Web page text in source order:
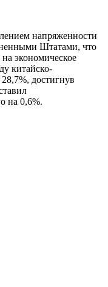
напряженности
Штатами, что
на экономическое
китайско-
достигнув
на 0,6%.